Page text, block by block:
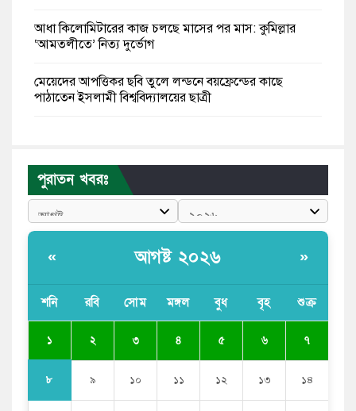
আধা কিলোমিটারের কাজ চলছে মাসের পর মাস: কুমিল্লার
‘আমতলীতে’ নিত্য দুর্ভোগ
মেয়েদের আপত্তিকর ছবি তুলে লন্ডনে বয়ফ্রেন্ডের কাছে
পাঠাতেন ইসলামী বিশ্ববিদ্যালয়ের ছাত্রী
পাঁচ দেশি মাছে মিলল মাইক্রোপ্লাস্টিক, সবচেয়ে বেশি কই মাছে
বাংলাদেশী কর্মীদের আকামা নিয়ে বড় সুখবর দিলো সৌদি
সজীব ওয়াজেদ জয়
পুরাতন খবরঃ
« আগষ্ট ২০২৬ »
শনি রবি সোম মঙ্গল বুধ বৃহ শুক্র
১ ২ ৩ ৪ ৫ ৬ ৭
৮ ৯ ১০ ১১ ১২ ১৩ ১৪